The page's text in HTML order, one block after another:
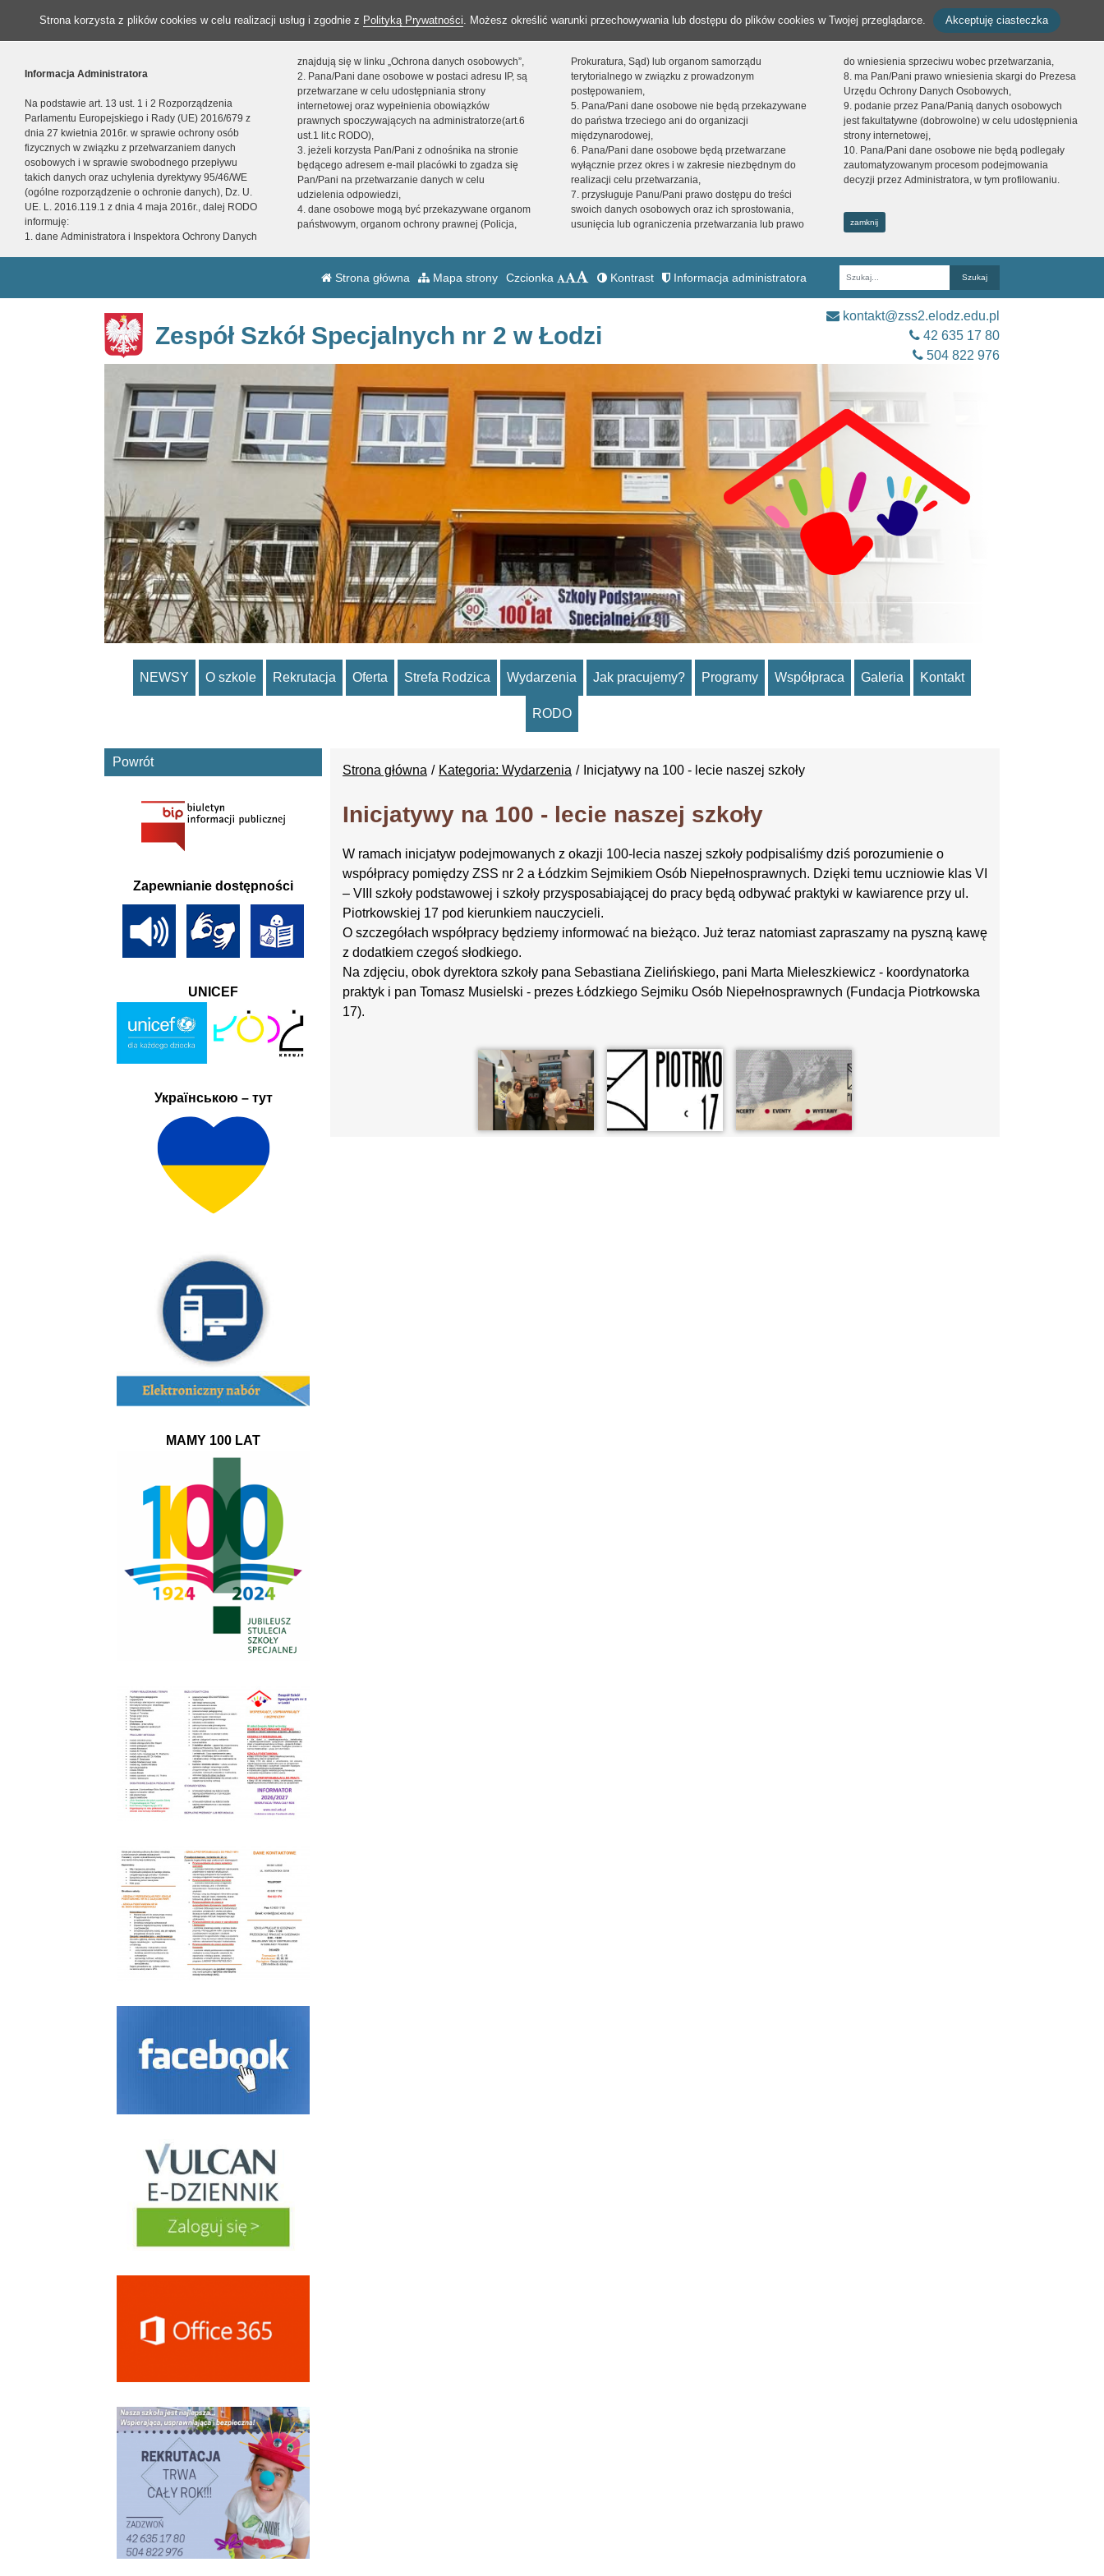
Strona korzysta z plików cookies w celu realizacji usług i zgodnie z Polityką Prywatności. Możesz określić warunki przechowywania lub dostępu do plików cookies w Twojej przeglądarce. Akceptuję ciasteczka
Informacja Administratora
Na podstawie art. 13 ust. 1 i 2 Rozporządzenia
Parlamentu Europejskiego i Rady (UE) 2016/679 z
dnia 27 kwietnia 2016r. w sprawie ochrony osób
fizycznych w związku z przetwarzaniem danych
osobowych i w sprawie swobodnego przepływu
takich danych oraz uchylenia dyrektywy 95/46/WE
(ogólne rozporządzenie o ochronie danych), Dz. U.
UE. L. 2016.119.1 z dnia 4 maja 2016r., dalej RODO
informuję:
1. dane Administratora i Inspektora Ochrony Danych
znajdują się w linku „Ochrona danych osobowych”,
2. Pana/Pani dane osobowe w postaci adresu IP, są
przetwarzane w celu udostępniania strony
internetowej oraz wypełnienia obowiązków
prawnych spoczywających na administratorze(art.6
ust.1 lit.c RODO),
3. jeżeli korzysta Pan/Pani z odnośnika na stronie
będącego adresem e-mail placówki to zgadza się
Pan/Pani na przetwarzanie danych w celu
udzielenia odpowiedzi,
4. dane osobowe mogą być przekazywane organom
państwowym, organom ochrony prawnej (Policja,
Prokuratura, Sąd) lub organom samorządu
terytorialnego w związku z prowadzonym
postępowaniem,
5. Pana/Pani dane osobowe nie będą przekazywane
do państwa trzeciego ani do organizacji
międzynarodowej,
6. Pana/Pani dane osobowe będą przetwarzane
wyłącznie przez okres i w zakresie niezbędnym do
realizacji celu przetwarzania,
7. przysługuje Panu/Pani prawo dostępu do treści
swoich danych osobowych oraz ich sprostowania,
usunięcia lub ograniczenia przetwarzania lub prawo
do wniesienia sprzeciwu wobec przetwarzania,
8. ma Pan/Pani prawo wniesienia skargi do Prezesa
Urzędu Ochrony Danych Osobowych,
9. podanie przez Pana/Panią danych osobowych
jest fakultatywne (dobrowolne) w celu udostępnienia
strony internetowej,
10. Pana/Pani dane osobowe nie będą podlegały
zautomatyzowanym procesom podejmowania
decyzji przez Administratora, w tym profilowaniu.
zamknij
Strona główna Mapa strony Czcionka Kontrast Informacja administratora
Fraza
Zespół Szkół Specjalnych nr 2 w Łodzi
kontakt@zss2.elodz.edu.pl
42 635 17 80
504 822 976
NEWSY O szkole Rekrutacja Oferta Strefa Rodzica Wydarzenia Jak pracujemy? Programy Współpraca Galeria Kontakt
RODO
Strona główna Kategoria: Wydarzenia Inicjatywy na 100 - lecie naszej szkoły
Inicjatywy na 100 - lecie naszej szkoły
W ramach inicjatyw podejmowanych z okazji 100-lecia naszej szkoły podpisaliśmy dziś porozumienie o
współpracy pomiędzy ZSS nr 2 a Łódzkim Sejmikiem Osób Niepełnosprawnych. Dzięki temu uczniowie klas VI
– VIII szkoły podstawowej i szkoły przysposabiającej do pracy będą odbywać praktyki w kawiarence przy ul.
Piotrkowskiej 17 pod kierunkiem nauczycieli.
O szczegółach współpracy będziemy informować na bieżąco. Już teraz natomiast zapraszamy na pyszną kawę
z dodatkiem czegoś słodkiego.
Na zdjęciu, obok dyrektora szkoły pana Sebastiana Zielińskiego, pani Marta Mieleszkiewicz - koordynatorka
praktyk i pan Tomasz Musielski - prezes Łódzkiego Sejmiku Osób Niepełnosprawnych (Fundacja Piotrkowska
17).
Powrót
Zapewnianie dostępności
UNICEF
Українською – тут
MAMY 100 LAT